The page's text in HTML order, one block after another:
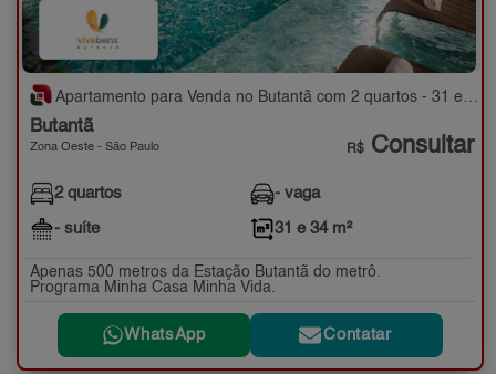
Apartamento para Venda no Butantã com 2 quartos - 31 e 34 m²
Butantã
Zona Oeste - São Paulo R$ Consultar
2 quartos
- suíte
- vaga
31 e 34 m²
Apenas 500 metros da Estação Butantã do metrô.
Programa Minha Casa Minha Vida.
WhatsApp Contatar